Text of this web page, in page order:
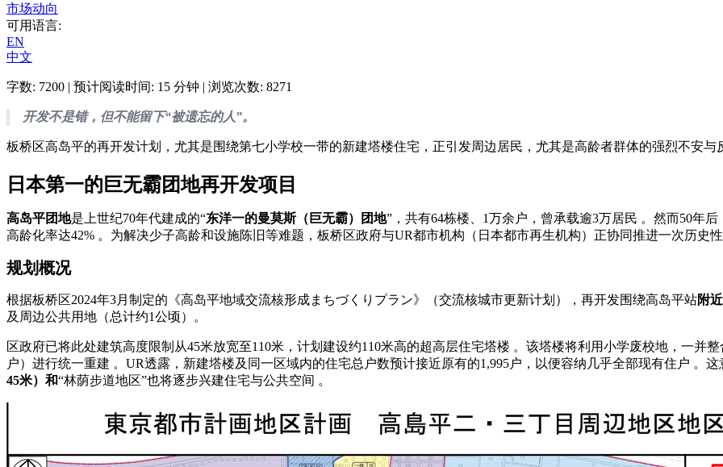
市场动向
可用语言:
EN
中文
字数: 7200 | 预计阅读时间: 15 分钟 | 浏览次数: 8271
开发不是错，但不能留下“被遗忘的人”。
板桥区高岛平的再开发计划，尤其是围绕第七小学校一带的新建塔楼住宅，正引发周边居民，尤其是高龄者群体的强烈不安与
日本第一的巨无霸团地再开发项目
高岛平团地是上世纪70年代建成的“东洋一的曼莫斯（巨无霸）团地”，共有64栋楼、1万余户，曾承载逾3万居民 。然而50年
高龄化率达42% 。为解决少子高龄和设施陈旧等难题，板桥区政府与UR都市机构（日本都市再生机构）正协同推进一次历史
规划概况
根据板桥区2024年3月制定的《高岛平地域交流核形成まちづくりプラン》（交流核城市更新计划），再开发围绕高岛平站附
及周边公共用地（总计约1公顷）。
区政府已将此处建筑高度限制从45米放宽至110米，计划建设约110米高的超高层住宅塔楼 。该塔楼将利用小学废校地，一并
户）进行统一重建 。UR透露，新建塔楼及同一区域内的住宅总户数预计接近原有的1,995户，以便容纳几乎全部现有住户 。
45米）和“林荫步道地区”也将逐步兴建住宅与公共空间 。